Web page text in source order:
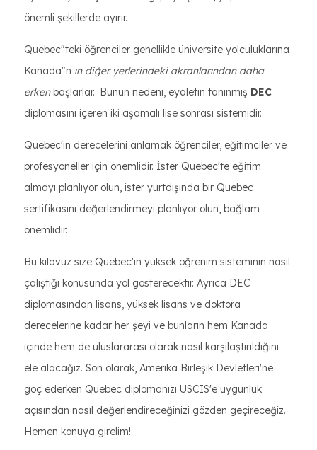
önemli şekillerde ayırır.
Quebec"teki öğrenciler genellikle üniversite yolculuklarına
Kanada"n ın diğer yerlerindeki akranlarından daha
erkenbaşlarlar.. Bunun nedeni, eyaletin tanınmış DEC
diplomasını içeren iki aşamalı lise sonrası sistemidir.
Quebec'in derecelerini anlamak öğrenciler, eğitimciler ve
profesyoneller için önemlidir. İster Quebec'te eğitim
almayı planlıyor olun, ister yurtdışında bir Quebec
sertifikasını değerlendirmeyi planlıyor olun, bağlam
önemlidir.
Bu kılavuz size Quebec'in yüksek öğrenim sisteminin nasıl
çalıştığı konusunda yol gösterecektir. Ayrıca DEC
diplomasından lisans, yüksek lisans ve doktora
derecelerine kadar her şeyi ve bunların hem Kanada
içinde hem de uluslararası olarak nasıl karşılaştırıldığını
ele alacağız. Son olarak, Amerika Birleşik Devletleri'ne
göç ederken Quebec diplomanızı USCIS'e uygunluk
açısından nasıl değerlendireceğinizi gözden geçireceğiz.
Hemen konuya girelim!